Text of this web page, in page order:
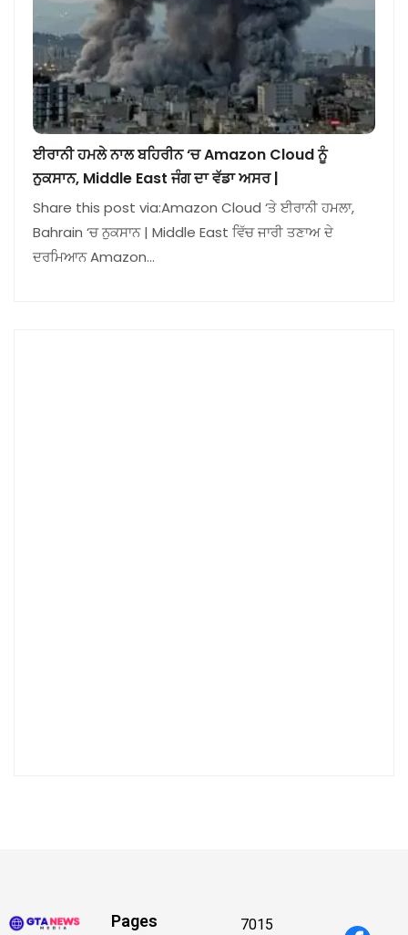
ਈਰਾਨੀ ਹਮਲੇ ਨਾਲ ਬਹਿਰੀਨ ‘ਚ Amazon Cloud ਨੂੰ
ਨੁਕਸਾਨ, Middle East ਜੰਗ ਦਾ ਵੱਡਾ ਅਸਰ |
Share this post via:Amazon Cloud ‘ਤੇ ਈਰਾਨੀ ਹਮਲਾ,
Bahrain ‘ਚ ਨੁਕਸਾਨ | Middle East ਵਿੱਚ ਜਾਰੀ ਤਣਾਅ ਦੇ
ਦਰਮਿਆਨ Amazon…
Pages 7015